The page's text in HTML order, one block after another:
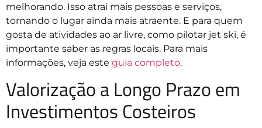
melhorando. Isso atrai mais pessoas e serviços,
tornando o lugar ainda mais atraente. E para quem
gosta de atividades ao ar livre, como pilotar jet ski, é
importante saber as regras locais. Para mais
informações, veja este guia completo.
Valorização a Longo Prazo em
Investimentos Costeiros